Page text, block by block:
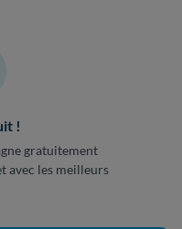
!
gratuitement
avec les meilleurs